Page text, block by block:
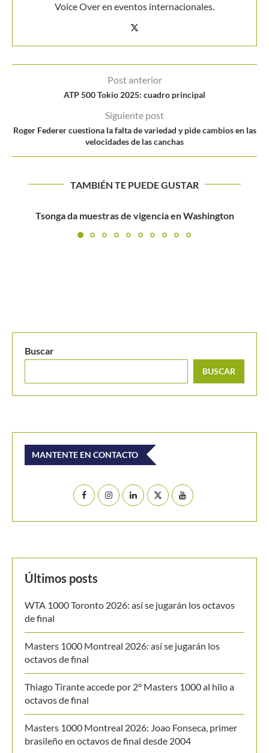
Voice Over en eventos internacionales.
Post anterior
ATP 500 Tokio 2025: cuadro principal
Siguiente post
Roger Federer cuestiona la falta de variedad y pide cambios en las
velocidades de las canchas
TAMBIÉN TE PUEDE GUSTAR
BUSCAR